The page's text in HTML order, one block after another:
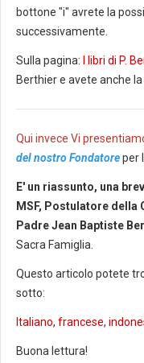
bottone "i" avrete la
successivamente.
Sulla pagina: I libri di P.
Berthier e avete anche
Qui invece Vi
del nostro Fondatoreper
E' un riassunto, una
MSF, Postulatore della
Padre Jean Baptiste
Sacra Famiglia.
Questo articolo potete
sotto:
Italiano, francese,
Buona lettura!